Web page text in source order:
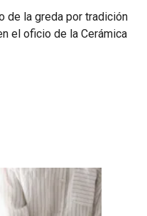
de la greda por tradición
el oficio de la Cerámica